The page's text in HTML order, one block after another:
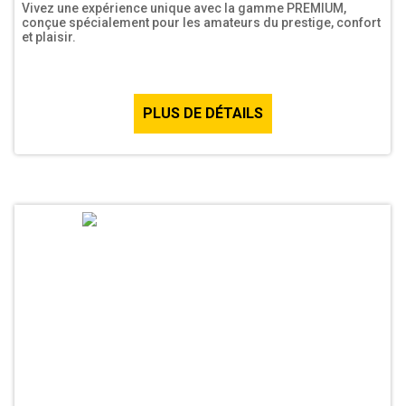
Vivez une expérience unique avec la gamme PREMIUM,
conçue spécialement pour les amateurs du prestige, confort
et plaisir.
PLUS DE DÉTAILS